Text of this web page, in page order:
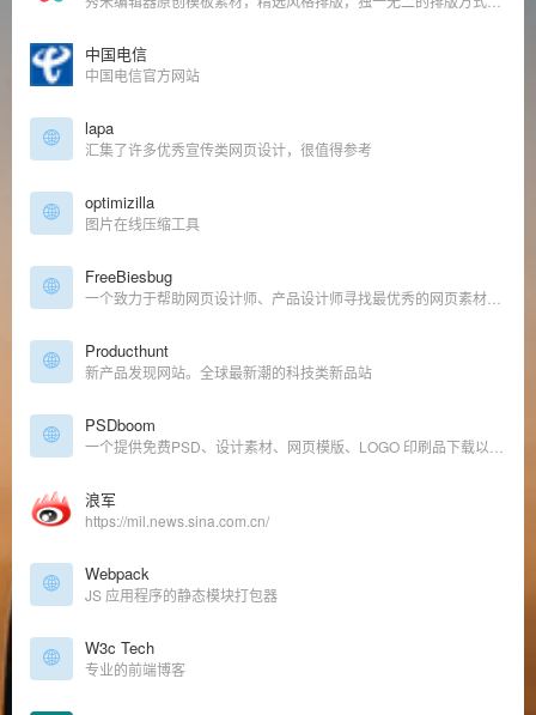
中国电信
中国电信官方网站
lapa
汇集了许多优秀宣传类网页设计，很值得参考
optimizilla
图片在线压缩工具
FreeBiesbug
Producthunt
新产品发现网站。全球最新潮的科技类新品站
PSDboom
浪军
https://mil.news.sina.com.cn/
Webpack
JS 应用程序的静态模块打包器
W3c Tech
专业的前端博客